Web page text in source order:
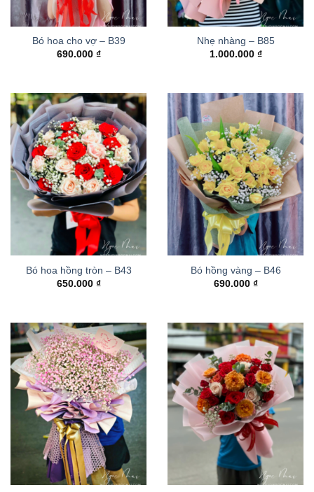
Bó hoa cho vợ – B39
690.000 ₫
Nhẹ nhàng – B85
1.000.000 ₫
Bó hoa hồng tròn – B43
650.000 ₫
Bó hồng vàng – B46
690.000 ₫